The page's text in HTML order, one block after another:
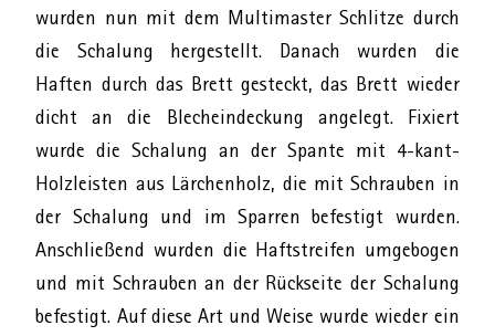
wurden nun mit dem Multimaster Schlitze durch
die Schalung hergestellt. Danach wurden die
Haften durch das Brett gesteckt, das Brett wieder
dicht an die Blecheindeckung angelegt. Fixiert
wurde die Schalung an der Spante mit 4-kant-
Holzleisten aus Lärchenholz, die mit Schrauben in
der Schalung und im Sparren befestigt wurden.
Anschließend wurden die Haftstreifen umgebogen
und mit Schrauben an der Rückseite der Schalung
befestigt. Auf diese Art und Weise wurde wieder ein